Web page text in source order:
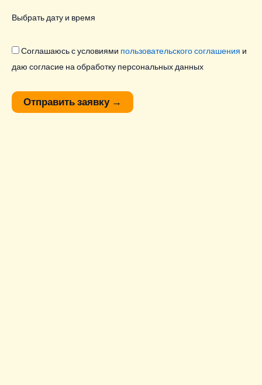
Выбрать дату и время
Соглашаюсь с условиями пользовательского соглашения и
даю согласие на обработку персональных данных
Отправить заявку →